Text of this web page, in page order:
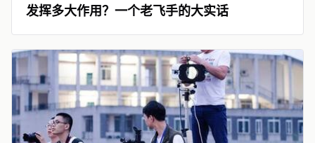
发挥多大作用？一个老飞手的大实话